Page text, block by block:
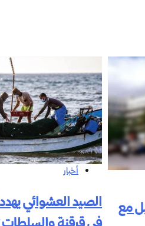
مع
أخبار
الصيد العشوائي